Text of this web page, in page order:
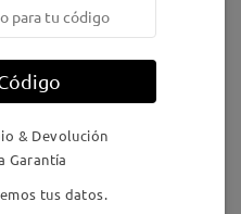
K14943
& Devolución
Garantía
tus datos.